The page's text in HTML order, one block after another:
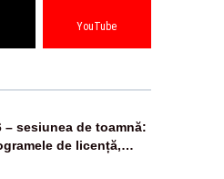
YouTube
– sesiunea de toamnă:
de licență,